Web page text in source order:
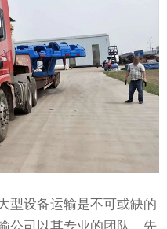
设备运输是不可或缺的